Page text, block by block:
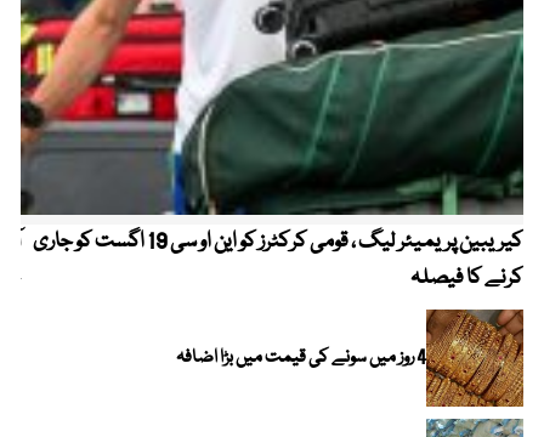
کیریبین پریمیئر لیگ ، قومی کرکٹرز کو این او سی 19 اگست کو جاری
کرنے کا فیصلہ
4 روز میں سونے کی قیمت میں بڑا اضافہ